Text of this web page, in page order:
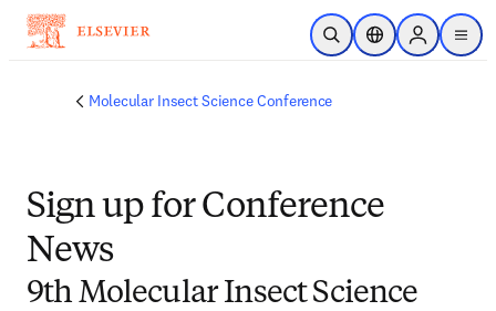
メインのコンテンツにスキップ
検索を開くロケーションセレ
Sign in to
menu
Molecular Insect Science Conference
Sign up for Conference
News
9th Molecular Insect Science